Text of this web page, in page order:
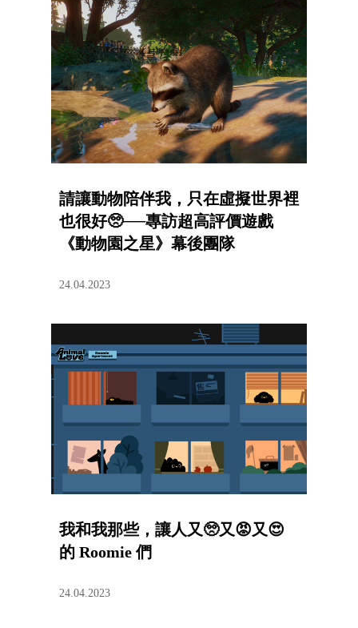
請讓動物陪伴我，只在虛擬世界裡
也很好🥺──專訪超高評價遊戲
《動物園之星》幕後團隊
24.04.2023
我和我那些，讓人又🥺又😡又😍
的 Roomie 們
24.04.2023